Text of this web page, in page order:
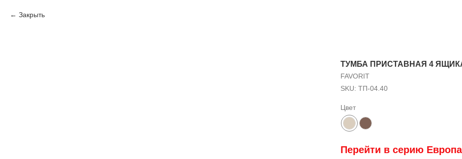
Закрыть
ТУМБА ПРИСТАВНАЯ 4
FAVORIT
SKU: ТП-04.40
Цвет
Перейти в серию Европа